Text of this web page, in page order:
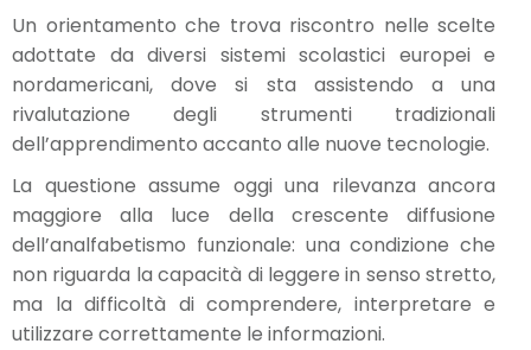
Un orientamento che trova riscontro nelle scelte
adottate da diversi sistemi scolastici europei e
nordamericani, dove si sta assistendo a una
rivalutazione degli strumenti tradizionali
dell’apprendimento accanto alle nuove tecnologie.
La questione assume oggi una rilevanza ancora
maggiore alla luce della crescente diffusione
dell’analfabetismo funzionale: una condizione che
non riguarda la capacità di leggere in senso stretto,
ma la difficoltà di comprendere, interpretare e
utilizzare correttamente le informazioni.